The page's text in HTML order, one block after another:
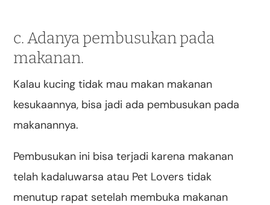
c. Adanya pembusukan pada
makanan.
Kalau kucing tidak mau makan makanan
kesukaannya, bisa jadi ada pembusukan pada
makanannya.
Pembusukan ini bisa terjadi karena makanan
telah kadaluwarsa atau Pet Lovers tidak
menutup rapat setelah membuka makanan